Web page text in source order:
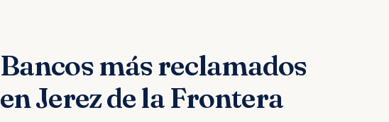
Bancos más reclamados
en Jerez de la Frontera